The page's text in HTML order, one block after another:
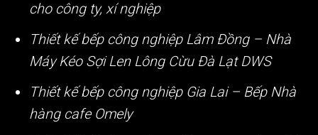
cho công ty, xí nghiệp
Thiết kế bếp công nghiệp Lâm Đồng – Nhà
Máy Kéo Sợi Len Lông Cừu Đà Lạt DWS
Thiết kế bếp công nghiệp Gia Lai – Bếp Nhà
hàng cafe Omely